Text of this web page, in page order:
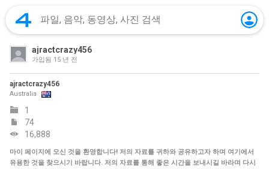
ajractcrazy456
가입됨 15 년 전
ajractcrazy456
Australia
1
74
16,888
마이 페이지에 오신 것을 환영합니다! 저의 자료를 귀하와 공유하고자 하며 여기에서
유용한 것을 찾으시기 바랍니다. 저의 자료를 통해 좋은 시간을 보내시길 바라며 다시